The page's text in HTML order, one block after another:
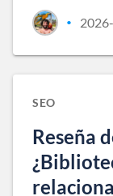
•
SEO
Reseña